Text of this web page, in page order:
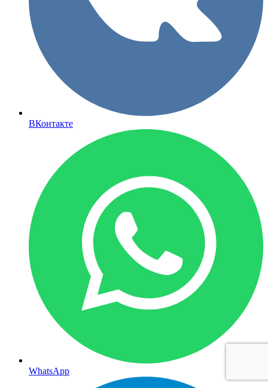
ВКонтакте
WhatsApp